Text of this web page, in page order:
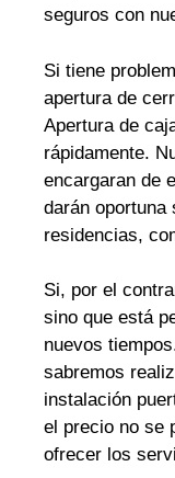
seguros con
Si tiene
apertura de
Apertura de
rápidamente.
encargaran de
darán oportuna
residencias,
Si, por el
sino que está
nuevos
sabremos
instalación
el precio no se
ofrecer los